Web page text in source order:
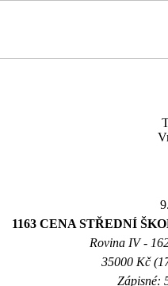
1163 CENA STŘEDNÍ
Rovina IV -
35000 Kč
Zápisné: